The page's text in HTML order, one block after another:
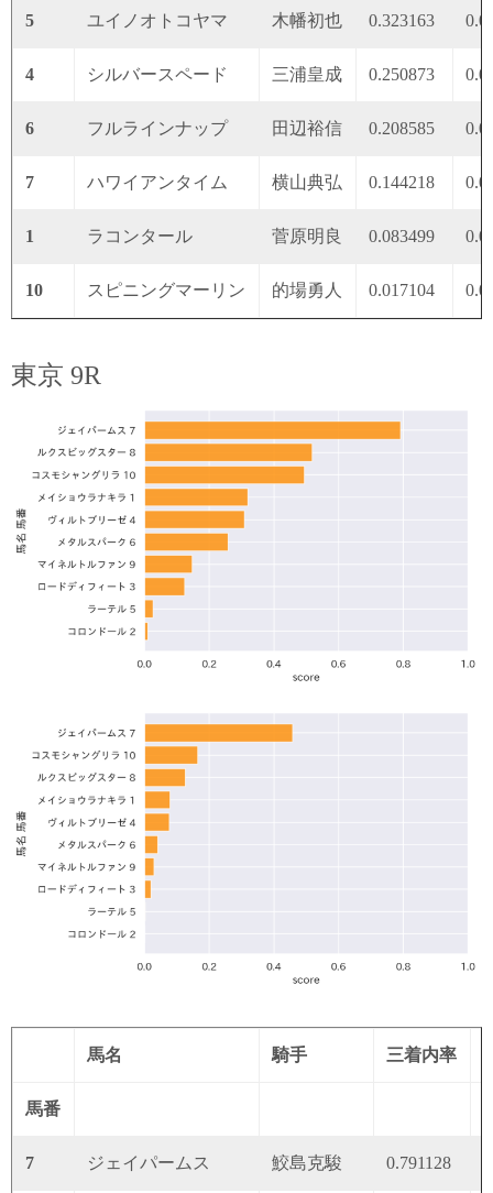
5 ユイノオトコヤマ 木幡初也 0.323163
4 シルバースペード 三浦皇成 0.250873
6 フルラインナップ 田辺裕信 0.208585
7 ハワイアンタイム 横山典弘 0.144218
1 ラコンタール 菅原明良 0.083499
10 スピニングマーリン 的場勇人 0.017104
東京 9R
馬名 騎手 三着内率
馬番
7 ジェイパームス 鮫島克駿 0.791128